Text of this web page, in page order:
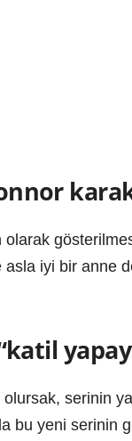
olarak
asla iyi bir anne
serinin
bu yeni